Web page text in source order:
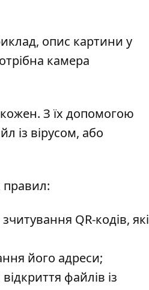
опис картини у
камера
З їх допомогою
із вірусом, або
правил:
QR-кодів, які
його адреси;
файлів із